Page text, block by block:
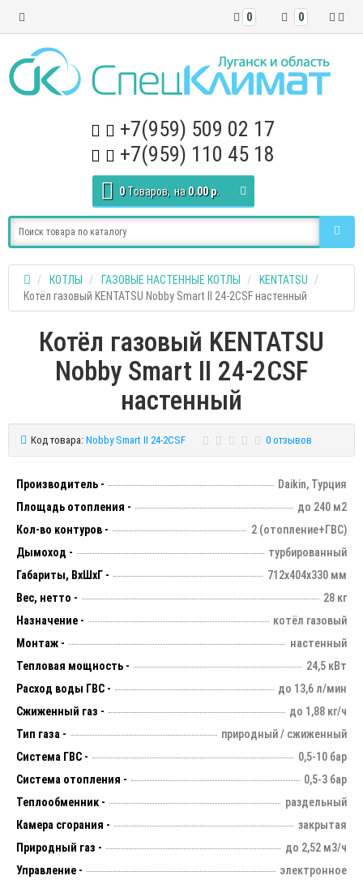
0
0
+7(959) 509 02 17
+7(959) 110 45 18
0 Tоваров, на 0.00 р.
КОТЛЫ ГАЗОВЫЕ НАСТЕННЫЕ КОТЛЫ
KENTATSU
Котёл газовый KENTATSU Nobby Smart II 24-2CSF настенный
Котёл газовый KENTATSU
Nobby Smart II 24-2CSF
настенный
Код товара: Nobby Smart II 24-2CSF 0 отзывов
Производитель -
Daikin, Турция
Площадь отопления -
до 240 м2
Кол-во контуров -
2 (отопление+ГВС)
Дымоход -
турбированный
Габариты, ВхШхГ -
712х404х330 мм
Вес, нетто -
28 кг
Назначение -
котёл газовый
Монтаж -
настенный
Тепловая мощность -
24,5 кВт
Расход воды ГВС -
до 13,6 л/мин
Сжиженный газ -
до 1,88 кг/ч
Тип газа -
природный / сжиженный
Система ГВС -
0,5-10 бар
Система отопления -
0,5-3 бар
Теплообменник -
раздельный
Камера сгорания -
закрытая
Природный газ -
до 2,52 м3/ч
Управление -
электронное